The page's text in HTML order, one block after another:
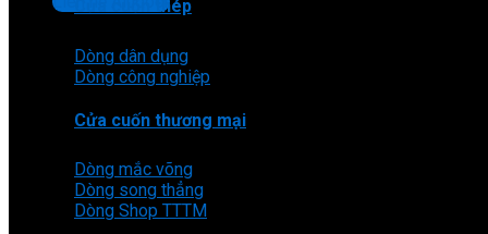
Cửa cuốn thép
Dòng dân dụng
Dòng công nghiệp
Cửa cuốn thương mại
Dòng mắc võng
Dòng song thẳng
Dòng Shop TTTM